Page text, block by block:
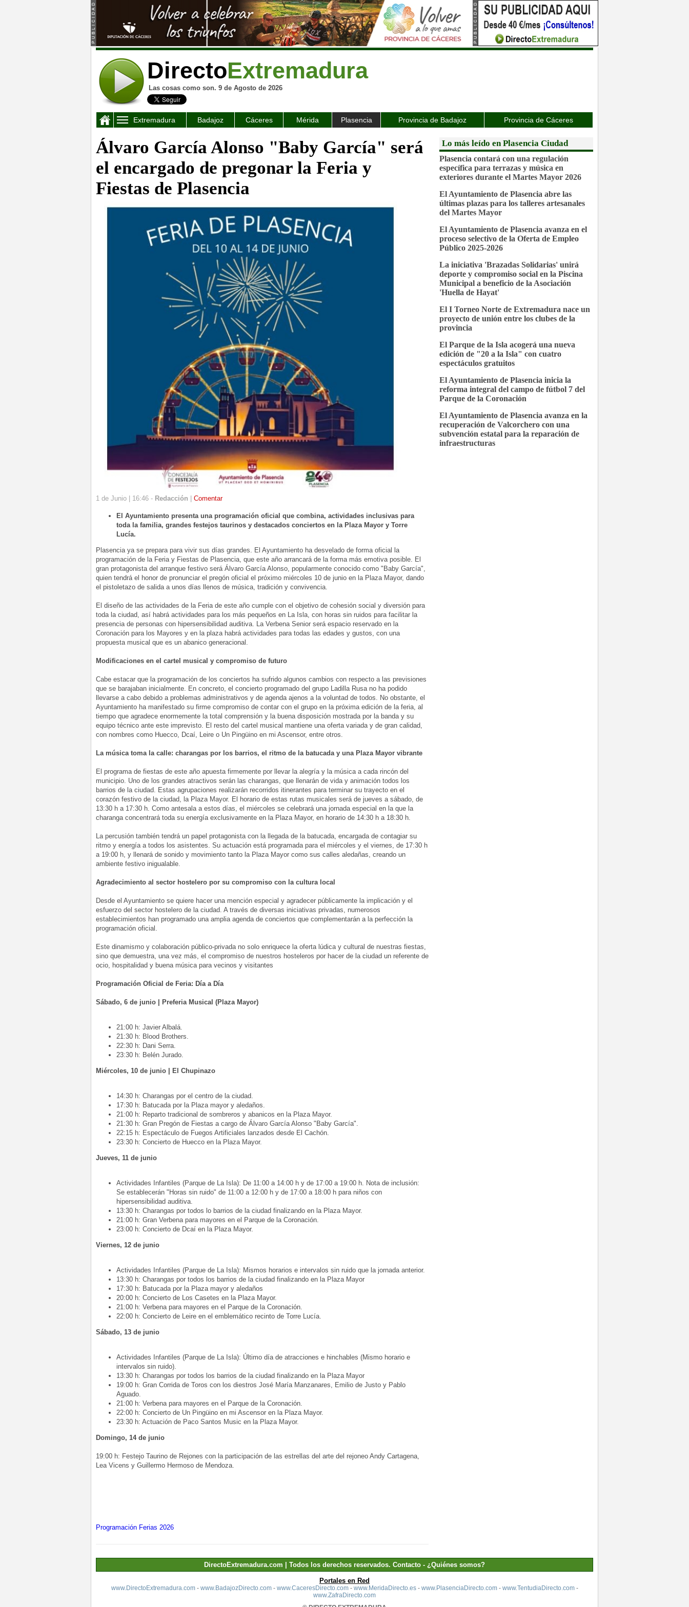
DirectoExtremadura
Las cosas como son. 9 de Agosto de 2026
Extremadura Badajoz Cáceres Mérida Plasencia Provincia de Badajoz Provincia de Cáceres
Álvaro García Alonso "Baby García" será
el encargado de pregonar la Feria y
Fiestas de Plasencia
1 de Junio | 16:46 - Redacción Comentar
El Ayuntamiento presenta una programación oficial que combina, actividades inclusivas para
toda la familia, grandes festejos taurinos y destacados conciertos en la Plaza Mayor y Torre
Lucía.
Plasencia ya se prepara para vivir sus días grandes. El Ayuntamiento ha desvelado de forma oficial la
programación de la Feria y Fiestas de Plasencia, que este año arrancará de la forma más emotiva posible. El
gran protagonista del arranque festivo será Álvaro García Alonso, popularmente conocido como "Baby García",
quien tendrá el honor de pronunciar el pregón oficial el próximo miércoles 10 de junio en la Plaza Mayor, dando
el pistoletazo de salida a unos días llenos de música, tradición y convivencia.
El diseño de las actividades de la Feria de este año cumple con el objetivo de cohesión social y diversión para
toda la ciudad, así habrá actividades para los más pequeños en La Isla, con horas sin ruidos para facilitar la
presencia de personas con hipersensibilidad auditiva. La Verbena Senior será espacio reservado en la
Coronación para los Mayores y en la plaza habrá actividades para todas las edades y gustos, con una
propuesta musical que es un abanico generacional.
Modificaciones en el cartel musical y compromiso de futuro
Cabe estacar que la programación de los conciertos ha sufrido algunos cambios con respecto a las previsiones
que se barajaban inicialmente. En concreto, el concierto programado del grupo Ladilla Rusa no ha podido
llevarse a cabo debido a problemas administrativos y de agenda ajenos a la voluntad de todos. No obstante, el
Ayuntamiento ha manifestado su firme compromiso de contar con el grupo en la próxima edición de la feria, al
tiempo que agradece enormemente la total comprensión y la buena disposición mostrada por la banda y su
equipo técnico ante este imprevisto. El resto del cartel musical mantiene una oferta variada y de gran calidad,
con nombres como Huecco, Dcaí, Leire o Un Pingüino en mi Ascensor, entre otros.
La música toma la calle: charangas por los barrios, el ritmo de la batucada y una Plaza Mayor vibrante
El programa de fiestas de este año apuesta firmemente por llevar la alegría y la música a cada rincón del
municipio. Uno de los grandes atractivos serán las charangas, que llenarán de vida y animación todos los
barrios de la ciudad. Estas agrupaciones realizarán recorridos itinerantes para terminar su trayecto en el
corazón festivo de la ciudad, la Plaza Mayor. El horario de estas rutas musicales será de jueves a sábado, de
13:30 h a 17:30 h. Como antesala a estos días, el miércoles se celebrará una jornada especial en la que la
charanga concentrará toda su energía exclusivamente en la Plaza Mayor, en horario de 14:30 h a 18:30 h.
La percusión también tendrá un papel protagonista con la llegada de la batucada, encargada de contagiar su
ritmo y energía a todos los asistentes. Su actuación está programada para el miércoles y el viernes, de 17:30 h
a 19:00 h, y llenará de sonido y movimiento tanto la Plaza Mayor como sus calles aledañas, creando un
ambiente festivo inigualable.
Agradecimiento al sector hostelero por su compromiso con la cultura local
Desde el Ayuntamiento se quiere hacer una mención especial y agradecer públicamente la implicación y el
esfuerzo del sector hostelero de la ciudad. A través de diversas iniciativas privadas, numerosos
establecimientos han programado una amplia agenda de conciertos que complementarán a la perfección la
programación oficial.
Este dinamismo y colaboración público-privada no solo enriquece la oferta lúdica y cultural de nuestras fiestas,
sino que demuestra, una vez más, el compromiso de nuestros hosteleros por hacer de la ciudad un referente de
ocio, hospitalidad y buena música para vecinos y visitantes
Programación Oficial de Feria: Día a Día
Sábado, 6 de junio | Preferia Musical (Plaza Mayor)
21:00 h: Javier Albalá.
21:30 h: Blood Brothers.
22:30 h: Dani Serra.
23:30 h: Belén Jurado.
Miércoles, 10 de junio | El Chupinazo
14:30 h: Charangas por el centro de la ciudad.
17:30 h: Batucada por la Plaza mayor y aledaños.
21:00 h: Reparto tradicional de sombreros y abanicos en la Plaza Mayor.
21:30 h: Gran Pregón de Fiestas a cargo de Álvaro García Alonso "Baby García".
22:15 h: Espectáculo de Fuegos Artificiales lanzados desde El Cachón.
23:30 h: Concierto de Huecco en la Plaza Mayor.
Jueves, 11 de junio
Actividades Infantiles (Parque de La Isla): De 11:00 a 14:00 h y de 17:00 a 19:00 h. Nota de inclusión:
Se establecerán "Horas sin ruido" de 11:00 a 12:00 h y de 17:00 a 18:00 h para niños con
hipersensibilidad auditiva.
13:30 h: Charangas por todos lo barrios de la ciudad finalizando en la Plaza Mayor.
21:00 h: Gran Verbena para mayores en el Parque de la Coronación.
23:00 h: Concierto de Dcaí en la Plaza Mayor.
Viernes, 12 de junio
Actividades Infantiles (Parque de La Isla): Mismos horarios e intervalos sin ruido que la jornada anterior.
13:30 h: Charangas por todos los barrios de la ciudad finalizando en la Plaza Mayor
17:30 h: Batucada por la Plaza mayor y aledaños
20:00 h: Concierto de Los Casetes en la Plaza Mayor.
21:00 h: Verbena para mayores en el Parque de la Coronación.
22:00 h: Concierto de Leire en el emblemático recinto de Torre Lucía.
Sábado, 13 de junio
Actividades Infantiles (Parque de La Isla): Último día de atracciones e hinchables (Mismo horario e
intervalos sin ruido).
13:30 h: Charangas por todos los barrios de la ciudad finalizando en la Plaza Mayor
19:00 h: Gran Corrida de Toros con los diestros José María Manzanares, Emilio de Justo y Pablo
Aguado.
21:00 h: Verbena para mayores en el Parque de la Coronación.
22:00 h: Concierto de Un Pingüino en mi Ascensor en la Plaza Mayor.
23:30 h: Actuación de Paco Santos Music en la Plaza Mayor.
Domingo, 14 de junio
19:00 h: Festejo Taurino de Rejones con la participación de las estrellas del arte del rejoneo Andy Cartagena,
Lea Vicens y Guillermo Hermoso de Mendoza.
Programación Ferias 2026
Lo más leído en Plasencia Ciudad
Plasencia contará con una regulación
específica para terrazas y música en
exteriores durante el Martes Mayor 2026
El Ayuntamiento de Plasencia abre las
últimas plazas para los talleres artesanales
del Martes Mayor
El Ayuntamiento de Plasencia avanza en el
proceso selectivo de la Oferta de Empleo
Público 2025-2026
La iniciativa 'Brazadas Solidarias' unirá
deporte y compromiso social en la Piscina
Municipal a beneficio de la Asociación
'Huella de Hayat'
El I Torneo Norte de Extremadura nace un
proyecto de unión entre los clubes de la
provincia
El Parque de la Isla acogerá una nueva
edición de "20 a la Isla" con cuatro
espectáculos gratuitos
El Ayuntamiento de Plasencia inicia la
reforma integral del campo de fútbol 7 del
Parque de la Coronación
El Ayuntamiento de Plasencia avanza en la
recuperación de Valcorchero con una
subvención estatal para la reparación de
infraestructuras
DirectoExtremadura.com | Todos los derechos reservados. Contacto - ¿Quiénes somos?
Portales en Red
www.DirectoExtremadura.com- www.BadajozDirecto.com- www.CaceresDirecto.com- www.MeridaDirecto.es- www.PlasenciaDirecto.com- www.TentudiaDirecto.com-
www.ZafraDirecto.com